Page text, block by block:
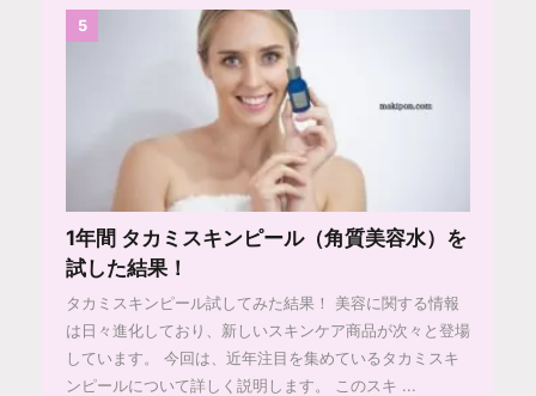
5
1年間 タカミスキンピール（角質美容水）を
試した結果！
タカミスキンピール試してみた結果！ 美容に関する情報
は日々進化しており、新しいスキンケア商品が次々と登場
しています。 今回は、近年注目を集めているタカミスキ
ンピールについて詳しく説明します。 このスキ ...